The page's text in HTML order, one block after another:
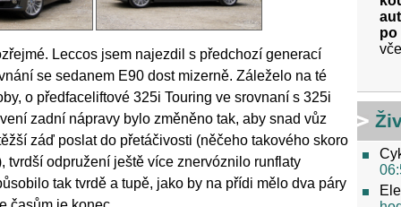
Leccos jsem najezdil s předchozí generací
se sedanem E90 dost mizerně. Záleželo na té
o předfaceliftové 325i Touring ve srovnaní s 325i
zadní nápravy bylo změněno tak, aby snad vůz
záď poslat do přetáčivosti (něčeho takového skoro
tvrdší odpružení ještě více znervóznilo runflaty
tak tvrdě a tupě, jako by na přídi mělo dva páry
po